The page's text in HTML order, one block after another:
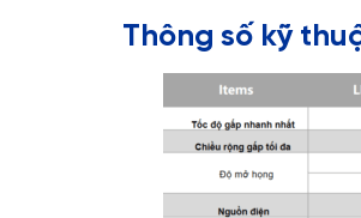
Thông số kỹ